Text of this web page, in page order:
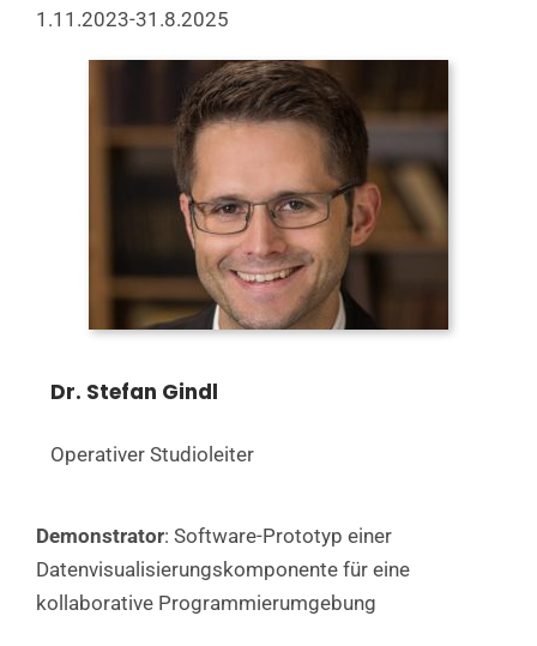
1.11.2023-31.8.2025
Dr. Stefan Gindl
Operativer Studioleiter
Demonstrator: Software-Prototyp einer
Datenvisualisierungskomponente für eine
kollaborative Programmierumgebung